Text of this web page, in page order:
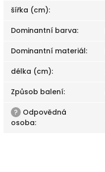
šířka (cm):
Dominantní barva:
Dominantní materiál:
délka (cm):
Způsob balení:
? Odpovědná
osoba: